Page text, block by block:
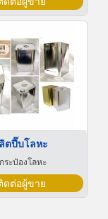
ตปี๊บโลหะ
กระป๋องโลหะ
ดต่อผู้ขาย